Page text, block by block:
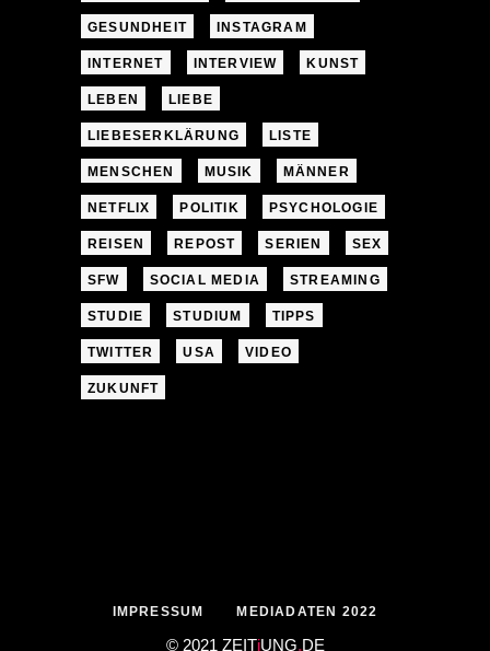
GESUNDHEIT INSTAGRAM
INTERNET INTERVIEW KUNST
LEBEN LIEBE
LIEBESERKLÄRUNG LISTE
MENSCHEN MUSIK MÄNNER
NETFLIX POLITIK PSYCHOLOGIE
REISEN REPOST SERIEN SEX
SFW SOCIAL MEDIA STREAMING
STUDIE STUDIUM TIPPS
TWITTER USA VIDEO
ZUKUNFT
IMPRESSUM MEDIADATEN 2022
© 2021 ZEITjUNG.DE